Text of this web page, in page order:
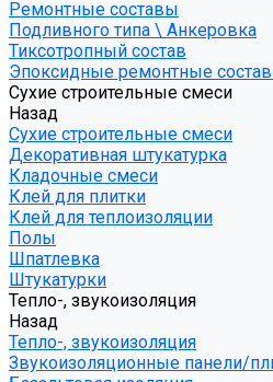
Ремонтные составы
Подливного типа \ Анкеровка
Тиксотропный состав
Эпоксидные ремонтные
Сухие строительные смеси
Назад
Сухие строительные смеси
Декоративная штукатурка
Кладочные смеси
Клей для плитки
Клей для теплоизоляции
Полы
Шпатлевка
Штукатурки
Тепло-, звукоизоляция
Назад
Тепло-, звукоизоляция
Звукоизоляционные панели/